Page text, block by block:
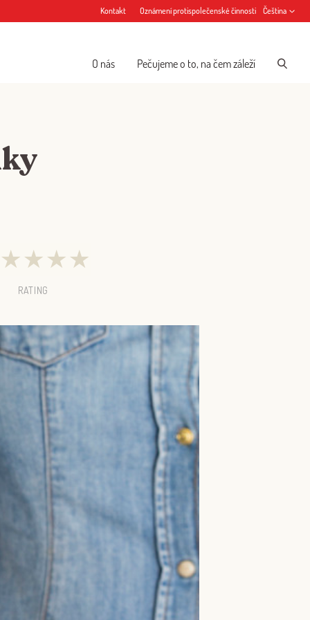
Kontakt Oznámení protispolečenské činnosti Čeština
O nás Pečujeme o to, na čem záleží
★★★
RATING